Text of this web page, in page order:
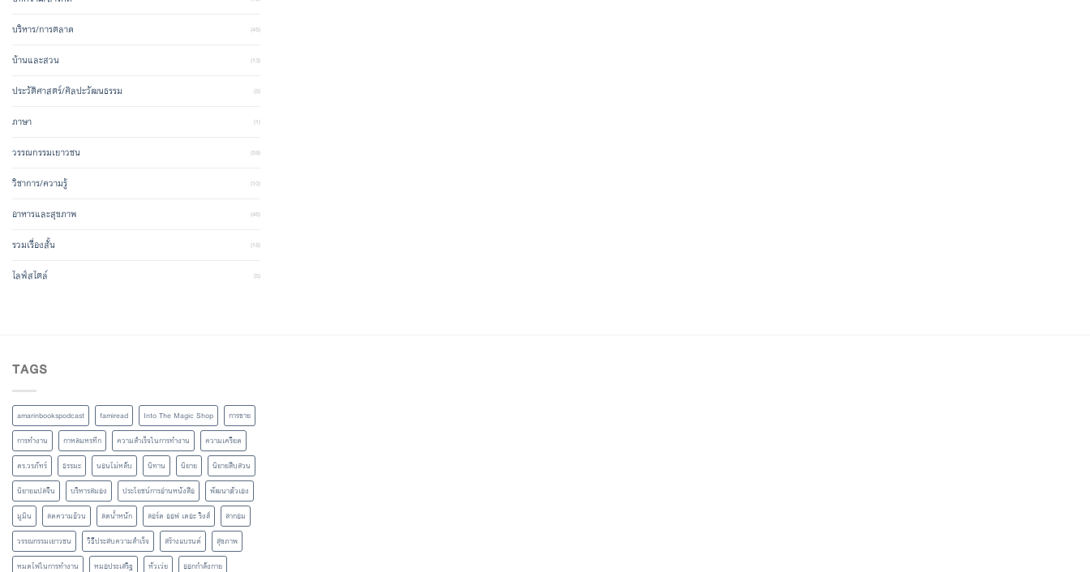
บริหาร/การตลาด (45)
บ้านและสวน (13)
ประวัติศาสตร์/ศิลปะวัฒนธรรม (5)
ภาษา (1)
วรรณกรรมเยาวชน (59)
วิชาการ/ความรู้ (10)
อาหารและสุขภาพ (46)
รวมเรื่องสั้น (18)
ไลฟ์สไตล์ (5)
TAGS
amarinbookspodcast famiread Into The Magic Shop
การขาย
การทำงาน
กาหลมหรทึก ความสำเร็จในการทำงาน
ความเครียด
ดร.วรภัทร์
ธรรมะ นอนไม่หลับ นิทาน นิยาย
นิยายสืบสวน
นิยายแปลจีน
บริหารสมอง ประโยชน์การอ่านหนังสือ
พัฒนาตัวเอง
มูมิน
ลดความอ้วน ลดน้ำหนัก ลอร์ด ออฟ เดอะ ริงส์
ลากอม
วรรณกรรมเยาวชน
วิธีประสบความสำเร็จ สร้างแบรนด์
สุขภาพ
หมดไฟในการทำงาน
หมอประเสริฐ หัวเว่ย
ออกกำลังกาย